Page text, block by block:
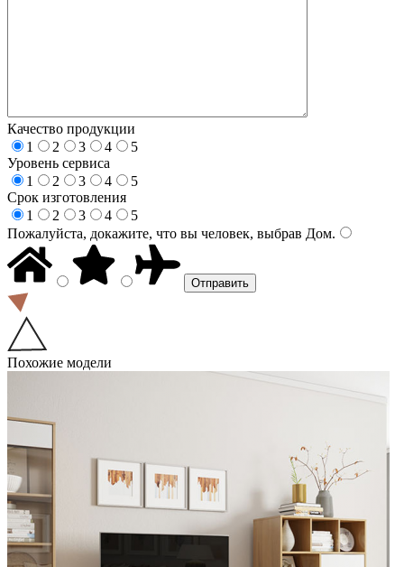
Качество продукции
1
2 3 4
5
Уровень сервиса
1
2 3 4
5
Срок изготовления
1
2 3 4
5
Пожалуйста, докажите, что вы человек, выбрав Дом.
Похожие модели